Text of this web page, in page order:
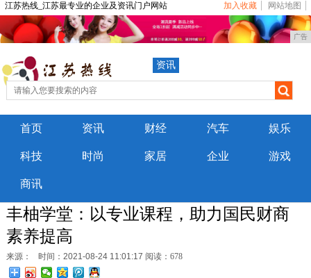
江苏热线_江苏最专业的企业及资讯门户网站 加入收藏 网站地图
广告
资讯
首页 资讯 财经 汽车 娱乐
科技 时尚 家居 企业 游戏
商讯
丰柚学堂：以专业课程，助力国民财商
素养提高
来源： 时间：2021-08-24 11:01:17 阅读：678